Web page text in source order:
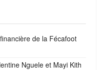
de la Fécafoot
Nguele et Mayi Kith